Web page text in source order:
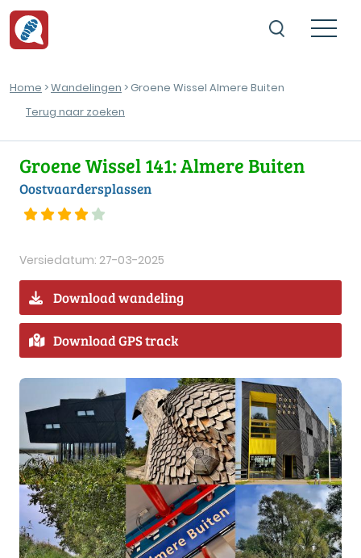
Home >Wandelingen > Groene Wissel Almere Buiten
Terug naar zoeken
Groene Wissel 141: Almere Buiten
Oostvaardersplassen
Versiedatum: 27-03-2025
Download wandeling
Download GPS track